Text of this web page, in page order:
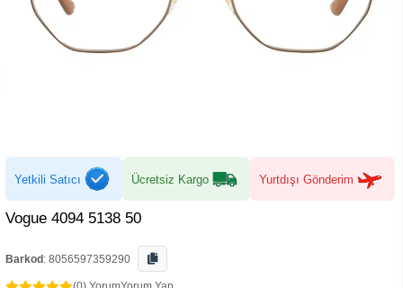
Yetkili Satıcı Ücretsiz Kargo Yurtdışı Gönderim
Vogue 4094 5138 50
Barkod : 8056597359290